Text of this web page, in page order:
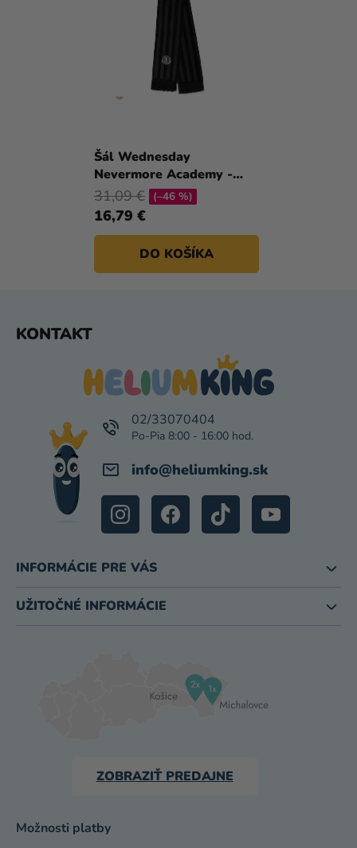
Šál Wednesday
Nevermore Academy -
Čierny
16,79 €
31,09 € (–46 %)
DO KOŠÍKA
KONTAKT
info@heliumking.sk
02/33070404
INFORMÁCIE PRE VÁS
UŽITOČNÉ INFORMÁCIE
ZOBRAZIŤ PREDAJNE
Možnosti platby